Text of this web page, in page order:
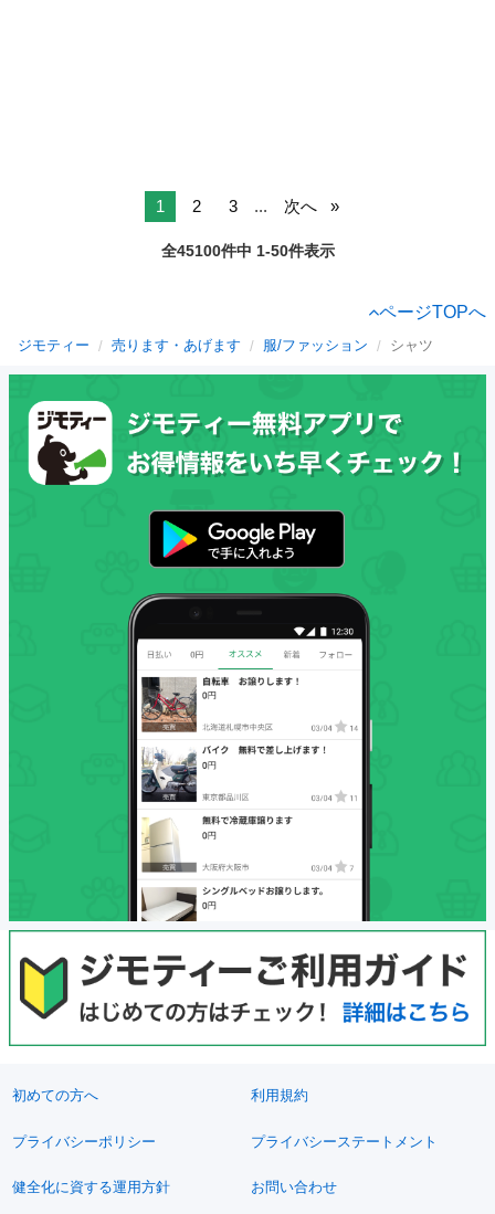
1 2 3 ... 次へ
全45100件中 1-50件表示
ページTOPへ
ジモティー 売ります・あげます 服/ファッション シャツ
初めての方へ 利用規約
プライバシーポリシー プライバシーステートメント
健全化に資する運用方針 お問い合わせ